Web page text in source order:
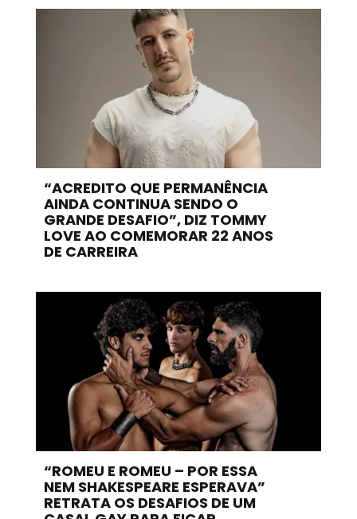
“ACREDITO QUE PERMANÊNCIA
AINDA CONTINUA SENDO O
GRANDE DESAFIO”, DIZ TOMMY
LOVE AO COMEMORAR 22 ANOS
DE CARREIRA
“ROMEU E ROMEU – POR ESSA
NEM SHAKESPEARE ESPERAVA”
RETRATA OS DESAFIOS DE UM